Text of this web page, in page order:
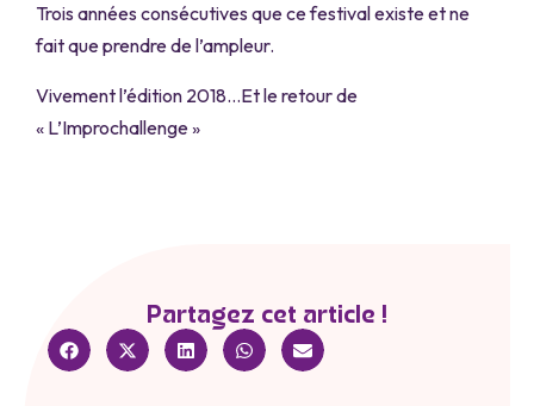
Trois années consécutives que ce festival existe et ne
fait que prendre de l’ampleur.
Vivement l’édition 2018…Et le retour de
« L’Improchallenge »
Partagez cet article !